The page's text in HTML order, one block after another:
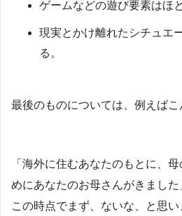
ゲームなどの遊び要素はほ
現実とかけ離れたシチュエ
る。
最後のものについては、例えばこ
「海外に住むあなたのもとに、
めにあなたのお母さんがきました
この時点でまず、ないな、と思い